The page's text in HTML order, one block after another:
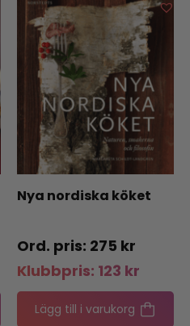
Nya nordiska köket
275 kr
Klubbpris: 123 kr
Lägg till i varukorg